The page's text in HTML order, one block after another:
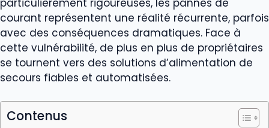
particulièrement rigoureuses, les pannes de
courant représentent une réalité récurrente, parfois
avec des conséquences dramatiques. Face à
cette vulnérabilité, de plus en plus de propriétaires
se tournent vers des solutions d’alimentation de
secours fiables et automatisées.
Contenus